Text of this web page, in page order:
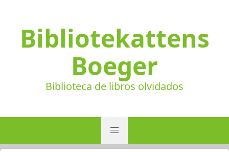
Bibliotekattens
Boeger
Biblioteca de libros olvidados